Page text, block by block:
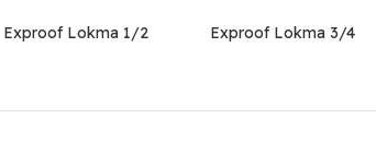
Exproof Lokma 1/2 Exproof Lokma 3/4